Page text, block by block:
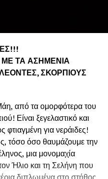
ΤΑ ΑΣΗΜΕΝΙΑ
ΣΚΟΡΠΙΟΥΣ
από τα ομορφότερα του
Είναι ξεγελαστικό και
για νεράιδες!
τόσο όσο θαυμάζουμε την
μια μονομαχία
Ήλιο και τη Σελήνη που